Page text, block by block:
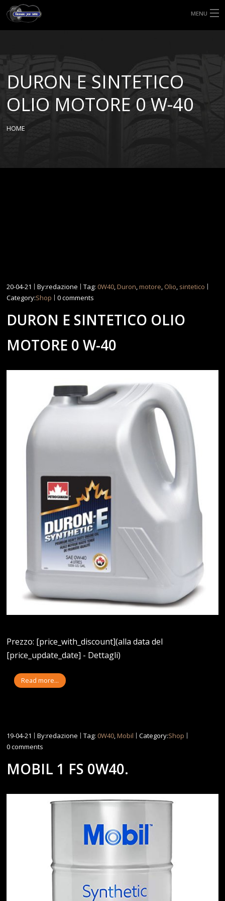
MENU
TIPI DI GOMME
MISURE GOMME
BLOG
DURON E SINTETICO
OLIO MOTORE 0 W-40
HOME
20-04-21 By:redazione Tag: 0W40,Duron,motore, Olio, sintetico
Category:Shop 0 comments
DURON E SINTETICO OLIO
MOTORE 0 W-40
Prezzo: [price_with_discount](alla data del
[price_update_date] - Dettagli)
Read more...
19-04-21 By:redazione Tag: 0W40,Mobil Category:Shop
0 comments
MOBIL 1 FS 0W40.